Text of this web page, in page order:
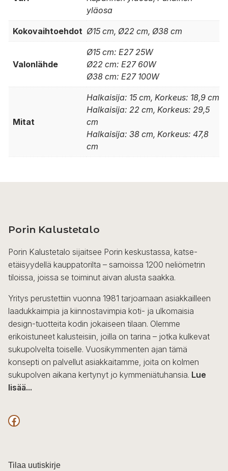
yläosa
Kokovaihtoehdot Ø15 cm, Ø22 cm, Ø38 cm
Valonlähde
Ø15 cm: E27 25W
Ø22 cm: E27 60W
Ø38 cm: E27 100W
Mitat
Halkaisija: 15 cm, Korkeus: 18,9 cm
Halkaisija: 22 cm, Korkeus: 29,5
cm
Halkaisija: 38 cm, Korkeus: 47,8
cm
Porin Kalustetalo
Porin Kalustetalo sijaitsee Porin keskustassa, katse-
etäisyydellä kauppatorilta – samoissa 1200 neliömetrin
tiloissa, joissa se toiminut aivan alusta saakka.
Yritys perustettiin vuonna 1981 tarjoamaan asiakkailleen
laadukkaimpia ja kiinnostavimpia koti- ja ulkomaisia
design-tuotteita kodin jokaiseen tilaan. Olemme
erikoistuneet kalusteisiin, joilla on tarina – jotka kulkevat
sukupolvelta toiselle. Vuosikymmenten ajan tämä
konsepti on palvellut asiakkaitamme, joita on kolmen
sukupolven aikana kertynyt jo kymmeniätuhansia. Lue
lisää...
F
c
Tilaa uutiskirje